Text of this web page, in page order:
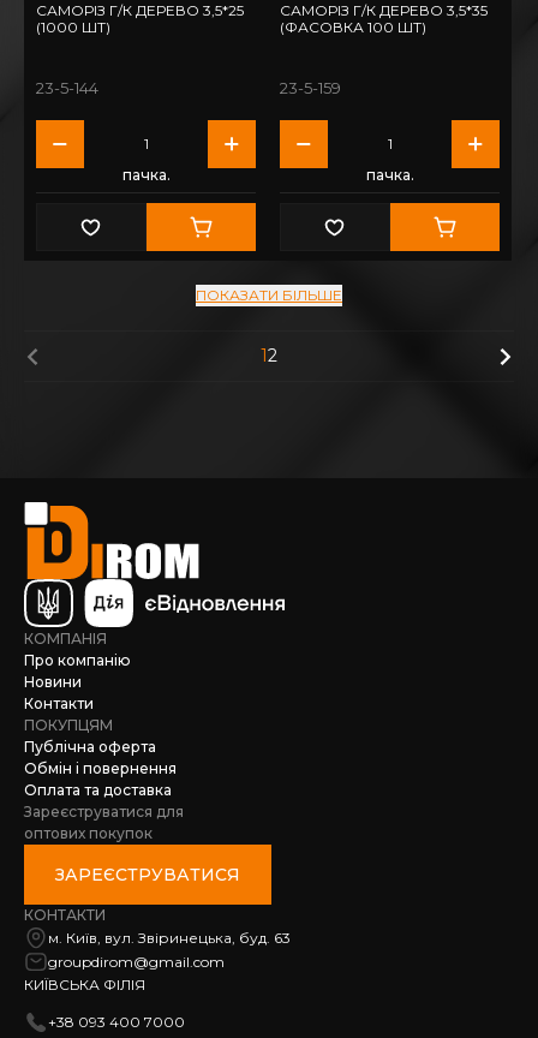
САМОРІЗ Г/К ДЕРЕВО 3,5*25
(1000 ШТ)
23-5-144
пачка.
САМОРІЗ Г/К ДЕРЕВО 3,5*35
(ФАСОВКА 100 ШТ)
23-5-159
пачка.
ПОКАЗАТИ БІЛЬШЕ
12
КОМПАНІЯ
Про компанію
Новини
Контакти
ПОКУПЦЯМ
Публічна оферта
Обмін і повернення
Оплата та доставка
Зареєструватися для
оптових покупок
ЗАРЕЄСТРУВАТИСЯ
КОНТАКТИ
м. Київ, вул. Звіринецька, буд. 63
groupdirom@gmail.com
КИЇВСЬКА ФІЛІЯ
+38 093 400 7000